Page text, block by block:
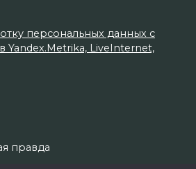
персональных данных с
LiveInternet,
правда